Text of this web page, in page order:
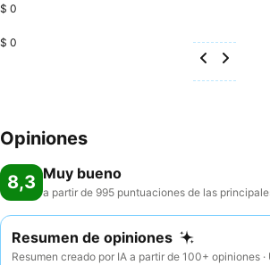
$ 0
$ 0
Opiniones
8,3 Muy bueno
a partir de 995 puntuaciones de las
Resumen de opiniones
Resumen creado por IA a partir de 100+ opiniones